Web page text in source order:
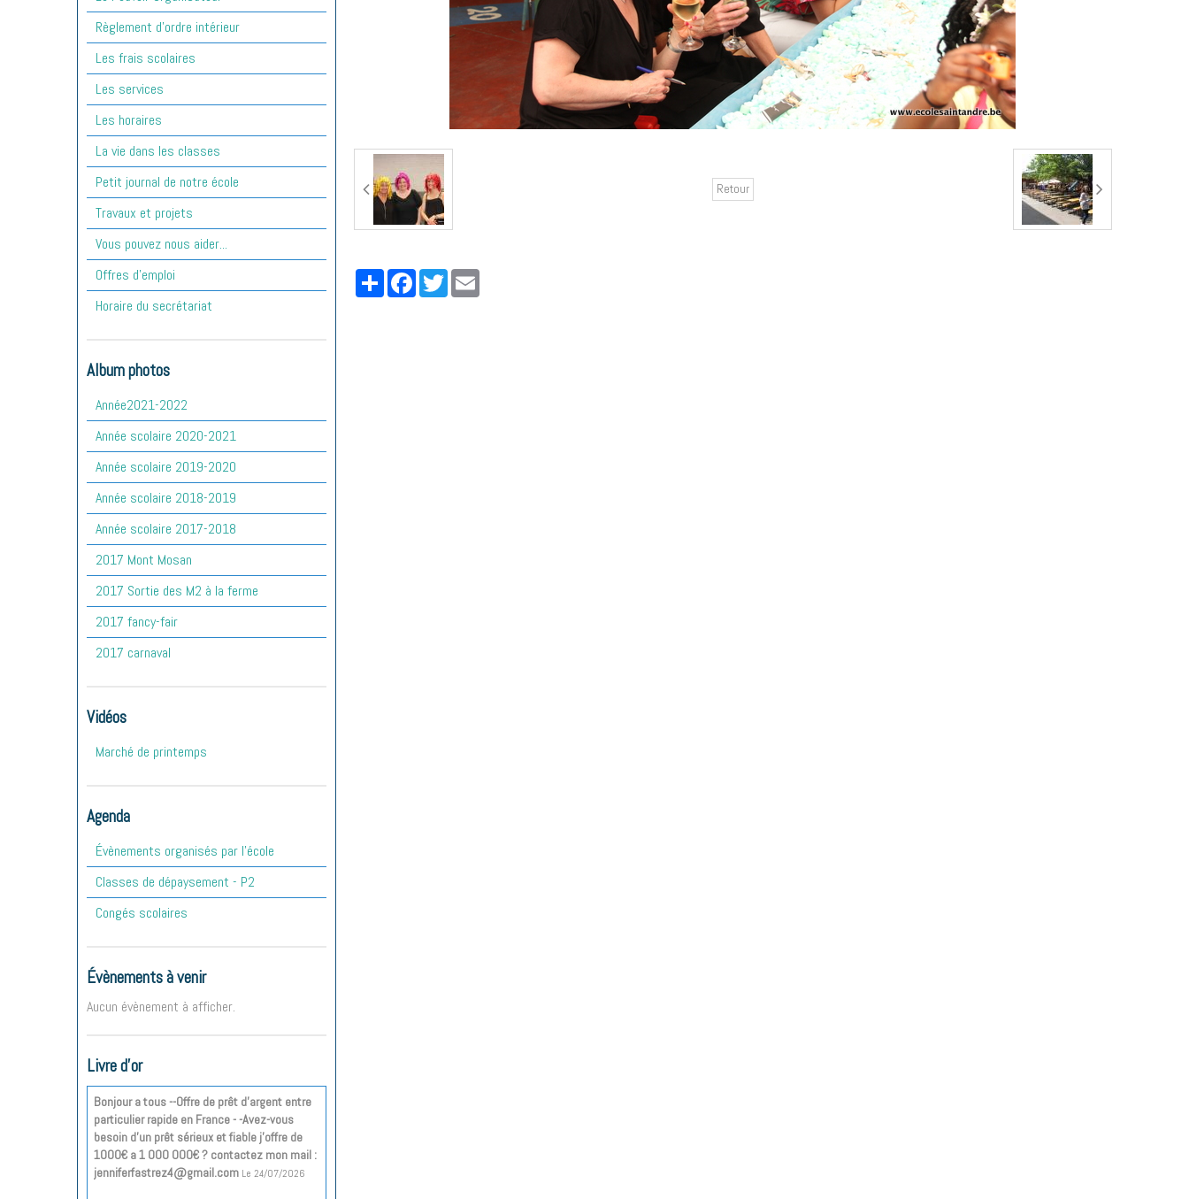
Retour
PartagerFacebook
TwitterEmail
Règlement d'ordre intérieur
Les frais scolaires
Les services
Les horaires
La vie dans les classes
Petit journal de notre école
Travaux et projets
Vous pouvez nous aider...
Offres d'emploi
Horaire du secrétariat
Album photos
Année2021-2022
Année scolaire 2020-2021
Année scolaire 2019-2020
Année scolaire 2018-2019
Année scolaire 2017-2018
2017 Mont Mosan
2017 Sortie des M2 à la ferme
2017 fancy-fair
2017 carnaval
Vidéos
Marché de printemps
Agenda
Évènements organisés par l'école
Classes de dépaysement - P2
Congés scolaires
Évènements à venir
Aucun évènement à afficher.
Livre d'or
Bonjour a tous --Offre de prêt d'argent entre
particulier rapide en France - -Avez-vous
besoin d'un prêt sérieux et fiable j'offre de
1000€ a 1 000 000€ ? contactez mon mail :
jenniferfastrez4@gmail.com Le 24/07/2026